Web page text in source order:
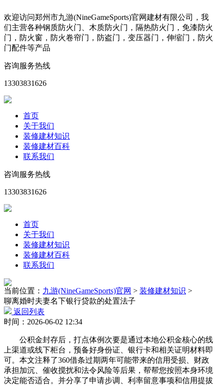
欢迎访问郑州市九游(NineGameSports)官网建材有限公司，我
们主营各种钢质防火门、木质防火门，隔热防火门，免漆防火
门，防火窗，防火卷帘门，防盗门，变压器门，伸缩门，防火
门配件等产品
咨询服务热线
13303831626
首页
关于我们
装修建材知识
装修建材百科
联系我们
咨询服务热线
13303831626
首页
关于我们
装修建材知识
装修建材百科
联系我们
当前位置： 九游(NineGameSports)官网 > 装修建材知识 >
聊离婚时夫妻名下银行贷款的处置法子
返回列表
时间：2026-06-02 12:34
公积金封存后，打点体例次要是通过本地公积金核心的线
上渠道或线下柜台，预备好身份证、银行卡和相关证明材料即
可。本文注释了360借条过期两年可能带来的信用受损、财政
承担加沉、催收搅扰和法令风险等后果，帮帮您按照本身环境
决定能否适合。并分享了申请步调、利率留意事项和信用提拔